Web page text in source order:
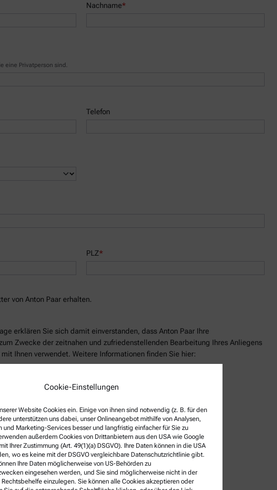
Nachname*
eine Privatperson sind.
Telefon
PLZ*
von Anton Paar erhalten.
erklären Sie sich damit einverstanden, dass Anton Paar Ihre
Zwecke der zeitnahen und zufriedenstellenden Bearbeitung Ihres Anliegens
Ihnen verwendet. Weitere Informationen finden Sie hier:
Kontaktinformationen anzeigen
Cookie-Einstellungen
Website Cookies ein. Einige von ihnen sind notwendig (z. B. für den
unterstützen uns dabei, unser Onlineangebot mithilfe von Analysen,
und Marketing-Services besser und langfristig einfacher für Sie zu
außerdem Cookies von Drittanbietern aus den USA wie Google
Ihrer Zustimmung (Art. 49(1)(a) DSGVO). Ihre Daten können in die USA
wo es keine mit der DSGVO vergleichbare Datenschutzrichtlinie gibt.
Ihre Daten möglicherweise von US-Behörden zu
eingesehen werden, und Sie sind möglicherweise nicht in der
einzulegen. Sie können alle Cookies akzeptieren oder